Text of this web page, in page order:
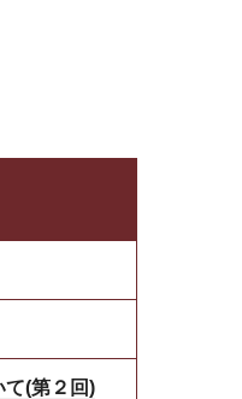
て(第２回)